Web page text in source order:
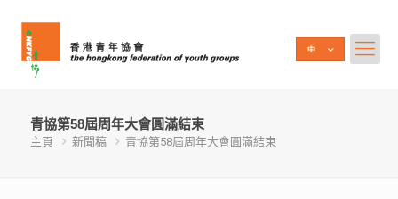
青協第58屆周年大會圓滿結束
主頁 新聞稿 青協第58屆周年大會圓滿結束